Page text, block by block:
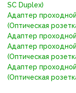
SC Duplex)
Адаптер
(Оптическая
Адаптер
Адаптер
(Оптическая
Адаптер
(Оптическая